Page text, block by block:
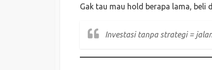
Gak tau mau hold berapa lama, beli
Investasi tanpa strategi =